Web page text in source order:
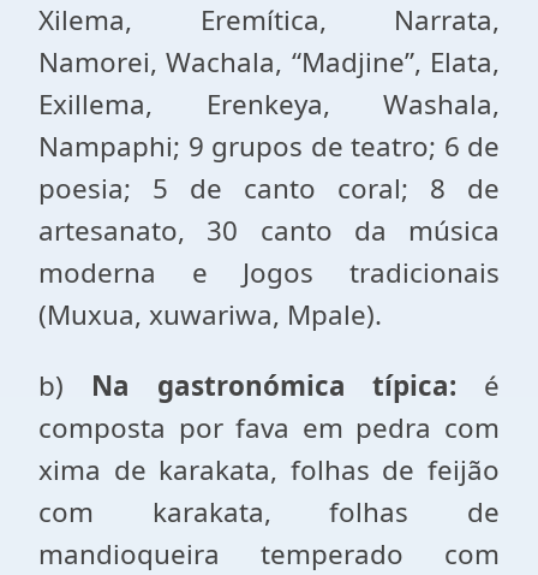
Xilema, Eremítica, Narrata,
Namorei, Wachala, “Madjine”, Elata,
Exillema, Erenkeya, Washala,
Nampaphi; 9 grupos de teatro; 6 de
poesia; 5 de canto coral; 8 de
artesanato, 30 canto da música
moderna e Jogos tradicionais
(Muxua, xuwariwa, Mpale).
b) Na gastronómica típica: é
composta por fava em pedra com
xima de karakata, folhas de feijão
com karakata, folhas de
mandioqueira temperado com